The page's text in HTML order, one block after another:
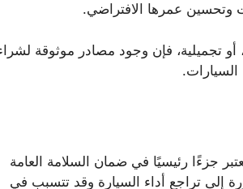
وتحسين عمرها الافتراضي.
أو تجميلية، فإن وجود مصادر موثوقة
السيارات.
جزءًا رئيسيًا في ضمان السلامة العامة
إلى تراجع أداء السيارة وقد تتسبب في